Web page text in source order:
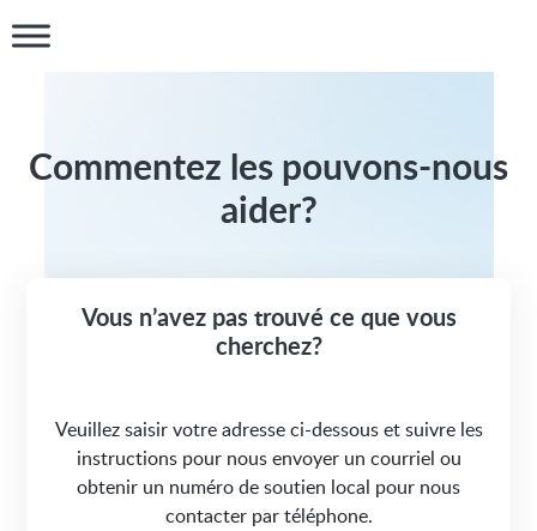
Commentez les pouvons-nous
aider?
Vous n’avez pas trouvé ce que vous
cherchez?
Veuillez saisir votre adresse ci-dessous et suivre les
instructions pour nous envoyer un courriel ou
obtenir un numéro de soutien local pour nous
contacter par téléphone.